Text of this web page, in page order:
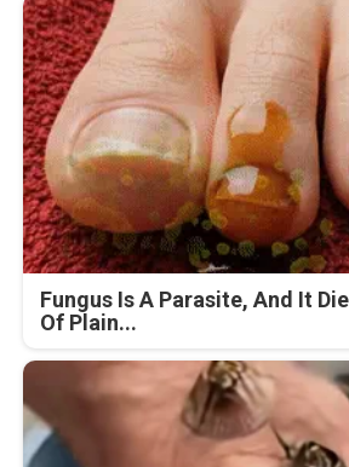
Fungus Is A Parasite, And It
Of Plain...